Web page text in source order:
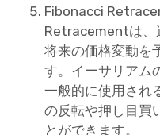
Fibonacci
Retracementは、
将来の価格変動を
す。イーサリアム
一般的に使用され
の反転や押し目買
とができます。